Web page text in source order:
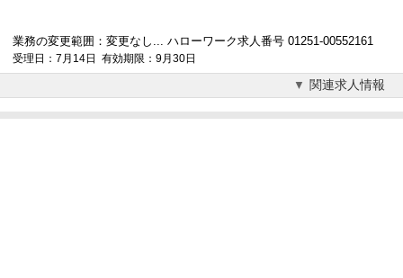
業務の変更範囲：変更なし... ハローワーク求人番号 01251-00552161
受理日：7月14日 有効期限：9月30日
関連求人情報